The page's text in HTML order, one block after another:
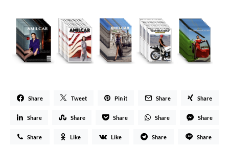
Share Tweet Pin it Share Share
Share Share Share Share Share
Share Like Like Share Share